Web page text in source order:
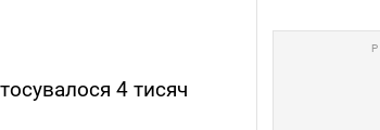
4 тисяч